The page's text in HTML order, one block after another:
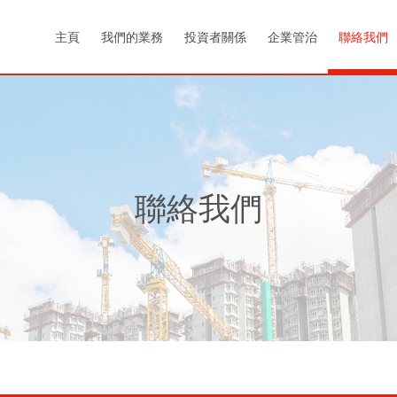
主頁 我們的業務 投資者關係 企業管治 聯絡我們
聯絡我們